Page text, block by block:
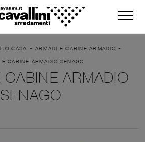
CASA -ARMADI E CABINE ARMADIO -
E CABINE ARMADIO SENAGO
CABINE ARMADIO
SENAGO